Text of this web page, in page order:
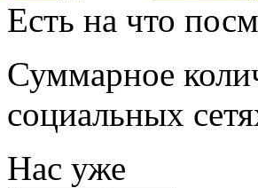
Есть на что
Суммарное
социальных
Нас уже